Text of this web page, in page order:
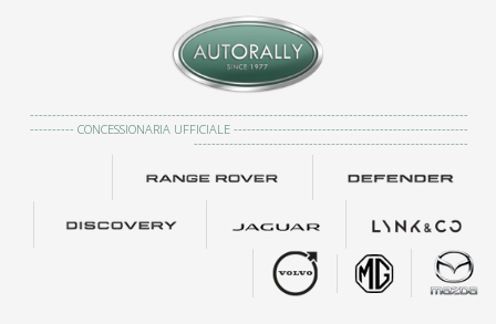
---------------------------------------------------------------------------------------------------
---------- CONCESSIONARIA UFFICIALE -----------------------------------------------------
--------------------------------------------------------------